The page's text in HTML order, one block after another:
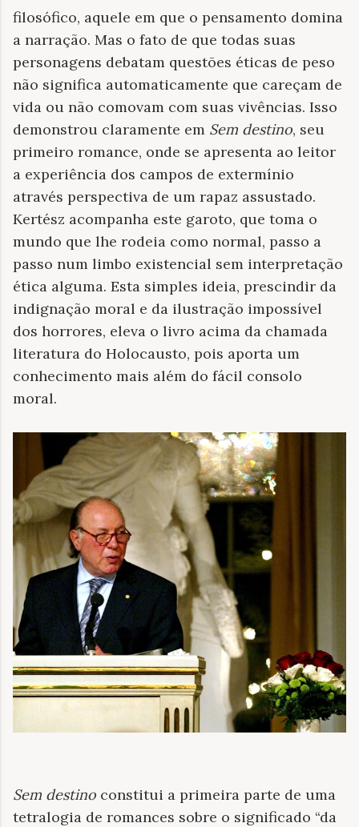
filosófico, aquele em que o pensamento domina
a narração. Mas o fato de que todas suas
personagens debatam questões éticas de peso
não significa automaticamente que careçam de
vida ou não comovam com suas vivências. Isso
demonstrou claramente em Sem destino, seu
primeiro romance, onde se apresenta ao leitor
a experiência dos campos de extermínio
através perspectiva de um rapaz assustado.
Kertész acompanha este garoto, que toma o
mundo que lhe rodeia como normal, passo a
passo num limbo existencial sem interpretação
ética alguma. Esta simples ideia, prescindir da
indignação moral e da ilustração impossível
dos horrores, eleva o livro acima da chamada
literatura do Holocausto, pois aporta um
conhecimento mais além do fácil consolo
moral.
Sem destino constitui a primeira parte de uma
tetralogia de romances sobre o significado “da